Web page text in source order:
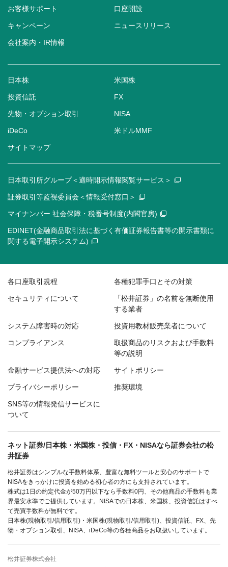
お客様サポート 口座開設
キャンペーン ニュースリリース
会社案内・IR情報
日本株 米国株
投資信託 FX
先物・オプション取引 NISA
iDeCo 米ドルMMF
サイトマップ
日本取引所グループ＜適時開示情報閲覧サービス＞
証券取引等監視委員会＜情報受付窓口＞
マイナンバー 社会保障・税番号制度(内閣官房)
EDINET(金融商品取引法に基づく有価証券報告書等の開示書類に
関する電子開示システム)
各口座取引規程 各種犯罪手口とその対策
セキュリティについて
「松井証券」の名前を無断使用
する業者
システム障害時の対応 投資用教材販売業者について
コンプライアンス
取扱商品のリスクおよび手数料
等の説明
金融サービス提供法への対応 サイトポリシー
プライバシーポリシー 推奨環境
SNS等の情報発信サービスに
ついて
ネット証券/日本株・米国株・投信・FX・NISAなら証券会社の松
井証券
松井証券はシンプルな手数料体系、豊富な無料ツールと安心のサポートで
NISAをきっかけに投資を始める初心者の方にも支持されています。
株式は1日の約定代金が50万円以下なら手数料0円、その他商品の手数料も業
界最安水準でご提供しています。NISAでの日本株、米国株、投資信託はすべ
て売買手数料が無料です。
日本株(現物取引/信用取引)・米国株(現物取引/信用取引)、投資信託、FX、先
物・オプション取引、NISA、iDeCo等の各種商品をお取扱いしています。
松井証券株式会社